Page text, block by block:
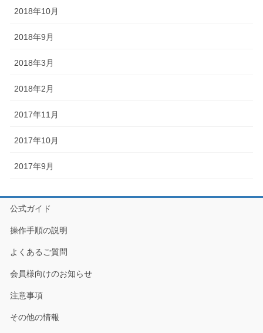
2018年10月
2018年9月
2018年3月
2018年2月
2017年11月
2017年10月
2017年9月
公式ガイド
操作手順の説明
よくあるご質問
会員様向けのお知らせ
注意事項
その他の情報